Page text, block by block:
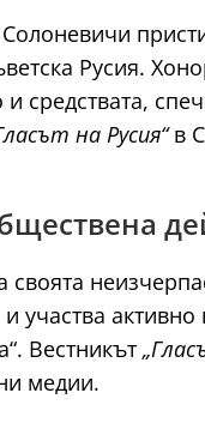
Русия.
и средствата,
на Русия“в
своята
участва
Вестникът
медии.